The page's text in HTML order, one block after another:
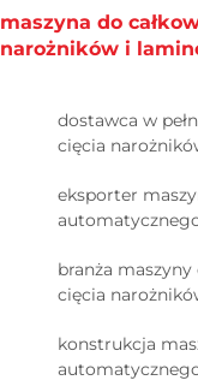
maszyna do
narożników i
dostawca w
cięcia
eksporter
branża
cięcia
konstrukcja